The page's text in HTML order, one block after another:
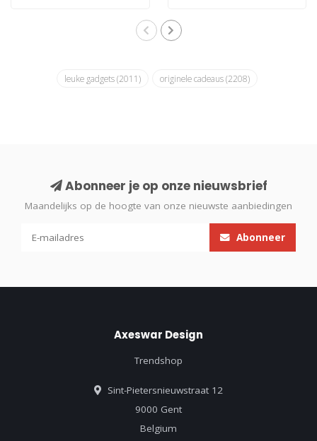
leuke gadgets(2011) originele cadeaus(2208)
Abonneer je op onze nieuwsbrief
Maandelijks op de hoogte van onze nieuwste aanbiedingen
Abonneer
Axeswar Design
Trendshop
Sint-Pietersnieuwstraat 12
9000 Gent
Belgium